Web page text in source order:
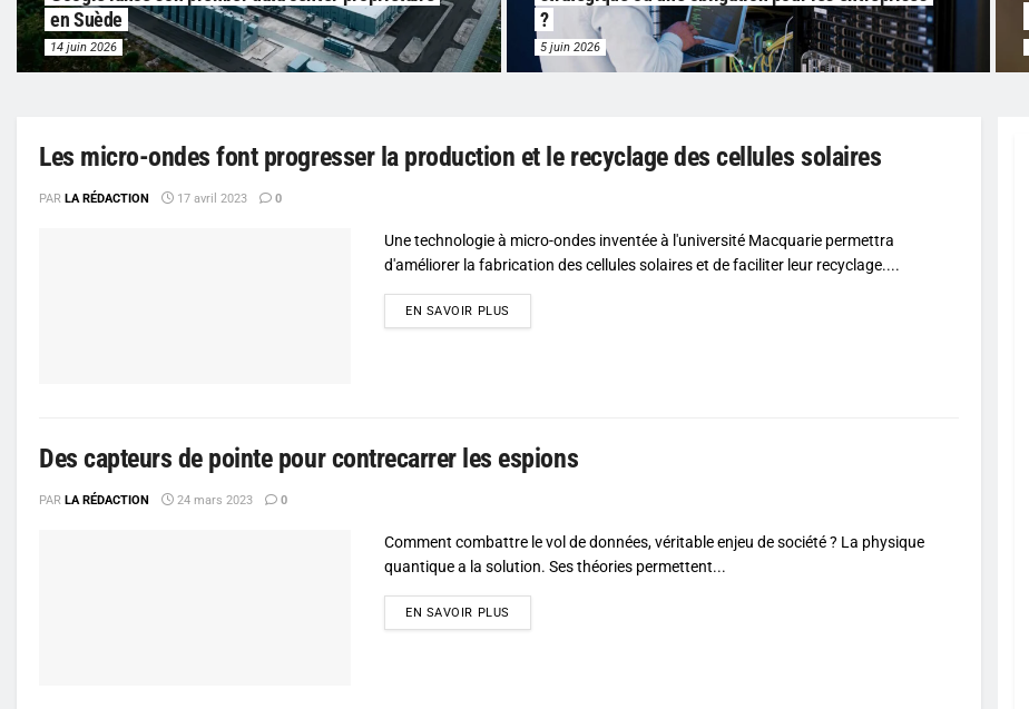
en Suède
14 juin 2026
?
5 juin 2026
Les micro-ondes font progresser la production et le recyclage des cellules solaires
PAR LA RÉDACTION 17 avril 2023 0
Une technologie à micro-ondes inventée à l'université Macquarie permettra
d'améliorer la fabrication des cellules solaires et de faciliter leur recyclage....
EN SAVOIR PLUS
Des capteurs de pointe pour contrecarrer les espions
PAR LA RÉDACTION 24 mars 2023 0
Comment combattre le vol de données, véritable enjeu de société ? La physique
quantique a la solution. Ses théories permettent...
EN SAVOIR PLUS